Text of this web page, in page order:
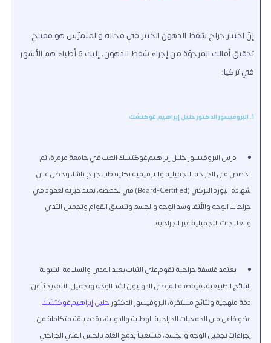
إنّ اختيار جراح شفط الدهون الخبير في مجاله والمتمرّس هو مفتاح
تحقيق آمالك المرجوّة من إجراء شفط الدهون، إليك 6 أطباء هم الأشهر
في تركيا:
1. البروفيسور الدكتور خليل إبراهيم غوكتشك
درس البروفيسور خليل إبراهيم غوكتشك الطب في جامعة مرمرة، ثم
تخصص في الجراحة التجميلية والترميمية بكلية طب جراح باشا، وحصل على
شهادة البورد التركي (Board-Certified) في تخصصه، تمتد خبرته لعقود في
جراحات الوجه والأنف وشد الوجه والجسم وتنسيق القوام وتجميل الثدي
والعلاجات التجميلية غير الجراحية.
يعتمد فلسفة جراحية تقوم على الثبات بعيد المدى والسلامة البنيوية
للنتائج الطبيعية، فيقصده المرضى الدوليون لشد الوجه وتجميل الأنف بحثاً عن
دقة منهجية ونتائج مستقرة، البروفيسور الدكتورخليل إبراهيم غوكتشك
عضو فاعل في الجمعيات الجراحية الوطنية والدولية، يقدم باقة متكاملة من
إجراءات تجميل الوجه والجسم، مستعيناً بدمج العلم بالحس الفني الجراحي